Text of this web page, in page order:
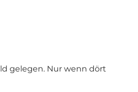
gelegen. Nur wenn dört